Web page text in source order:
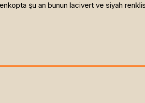
şu an bunun lacivert ve siyah